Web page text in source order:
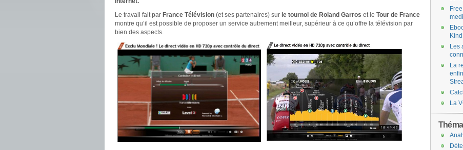
Le travail fait par France Télévision (et ses partenaires) sur le tournoi de Roland Garros et le Tour de France
montre qu’il est possible de proposer un service autrement meilleur, supérieur à ce qu’offre la télévision par
bien des aspects.
Les
La
La